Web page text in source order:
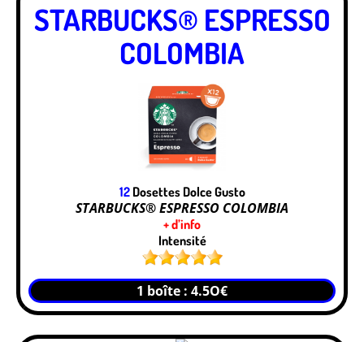
STARBUCKS® ESPRESSO
COLOMBIA
12Dosettes Dolce Gusto
STARBUCKS® ESPRESSO COLOMBIA
+ d’info
Intensité
1 boîte : 4.5O€